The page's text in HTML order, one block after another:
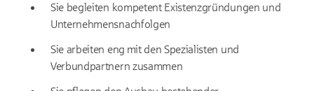
Sie begleiten kompetent Existenzgründungen und
Unternehmensnachfolgen
Sie arbeiten eng mit den Spezialisten und
Verbundpartnern zusammen